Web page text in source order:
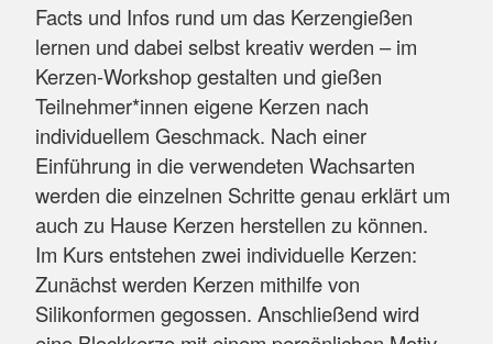
Facts und Infos rund um das Kerzengießen
lernen und dabei selbst kreativ werden – im
Kerzen-Workshop gestalten und gießen
Teilnehmer*innen eigene Kerzen nach
individuellem Geschmack. Nach einer
Einführung in die verwendeten Wachsarten
werden die einzelnen Schritte genau erklärt um
auch zu Hause Kerzen herstellen zu können.
Im Kurs entstehen zwei individuelle Kerzen:
Zunächst werden Kerzen mithilfe von
Silikonformen gegossen. Anschließend wird